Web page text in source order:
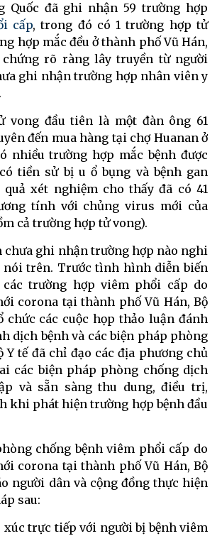
Quốc đã ghi nhận 59 trường hợp
cấp, trong đó có 1 trường hợp tử
hợp mắc đều ở thành phố Vũ Hán,
chứng rõ ràng lây truyền từ người
ghi nhận trường hợp nhân viên y
vong đầu tiên là một đàn ông 61
đến mua hàng tại chợ Huanan ở
nhiều trường hợp mắc bệnh được
tiền sử bị u ổ bụng và bệnh gan
xét nghiệm cho thấy đã có 41
tính với chủng virus mới của
cả trường hợp tử vong).
chưa ghi nhận trường hợp nào nghi
nói trên. Trước tình hình diễn biến
trường hợp viêm phổi cấp do
corona tại thành phố Vũ Hán, Bộ
chức các cuộc họp thảo luận đánh
dịch bệnh và các biện pháp phòng
Y tế đã chỉ đạo các địa phương chủ
các biện pháp phòng chống dịch
và sẵn sàng thu dung, điều trị,
khi phát hiện trường hợp bệnh đầu
chống bệnh viêm phổi cấp do
corona tại thành phố Vũ Hán, Bộ
người dân và cộng đồng thực hiện
sau:
xúc trực tiếp với người bị bệnh viêm